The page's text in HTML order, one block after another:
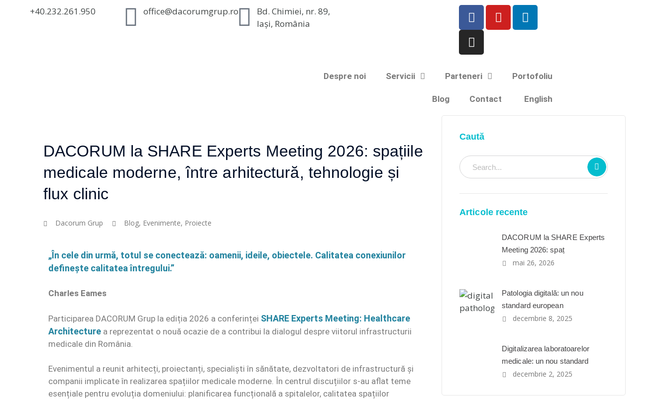
+40.232.261.950 office@dacorumgrup.ro
Bd. Chimiei, nr. 89,
Iași, România
Despre noi Servicii Parteneri Portofoliu
Blog Contact English
DACORUM la SHARE Experts Meeting 2026: spațiile
medicale moderne, între arhitectură, tehnologie și
flux clinic
Dacorum Grup Blog, Evenimente, Proiecte
„În cele din urmă, totul se conectează: oamenii, ideile, obiectele. Calitatea conexiunilor
definește calitatea întregului.”
Charles Eames
Participarea DACORUM Grup la ediția 2026 a conferinței SHARE Experts Meeting: Healthcare
Architecture a reprezentat o nouă ocazie de a contribui la dialogul despre viitorul infrastructurii
medicale din România.
Evenimentul a reunit arhitecți, proiectanți, specialiști în sănătate, dezvoltatori de infrastructură și
companii implicate în realizarea spațiilor medicale moderne. În centrul discuțiilor s-au aflat teme
esențiale pentru evoluția domeniului: planificarea funcțională a spitalelor, calitatea spațiilor
Caută
Articole recente
DACORUM la SHARE Experts
Meeting 2026: spaț
mai 26, 2026
Patologia digitală: un nou
standard european
decembrie 8, 2025
Digitalizarea laboratoarelor
medicale: un nou standard
decembrie 2, 2025